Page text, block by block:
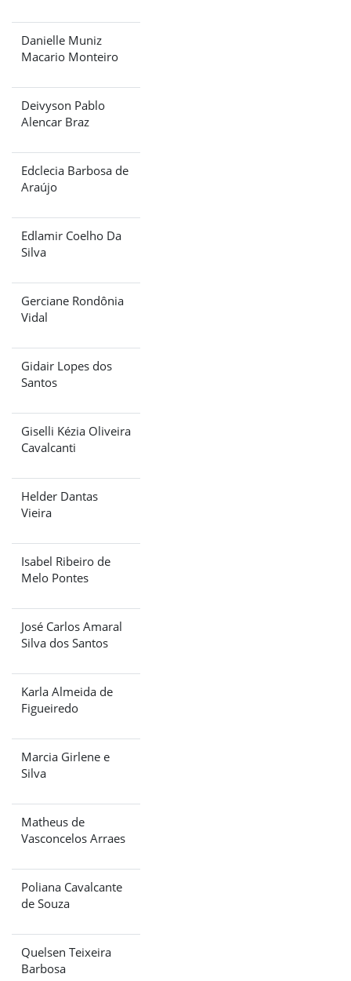
Danielle Muniz
Macario Monteiro
Deivyson Pablo
Alencar Braz
Edclecia Barbosa de
Araújo
Edlamir Coelho Da
Silva
Gerciane Rondônia
Vidal
Gidair Lopes dos
Santos
Giselli Kézia Oliveira
Cavalcanti
Helder Dantas
Vieira
Isabel Ribeiro de
Melo Pontes
José Carlos Amaral
Silva dos Santos
Karla Almeida de
Figueiredo
Marcia Girlene e
Silva
Matheus de
Vasconcelos Arraes
Poliana Cavalcante
de Souza
Quelsen Teixeira
Barbosa